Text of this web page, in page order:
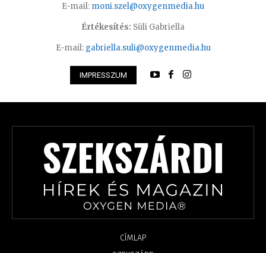
E-mail: moni.szel@oxygenmedia.hu
Értékesítés: Süli Gabriella
E-mail: gabriella.suli@oxygenmedia.hu
IMPRESSZUM
CÍMLAP